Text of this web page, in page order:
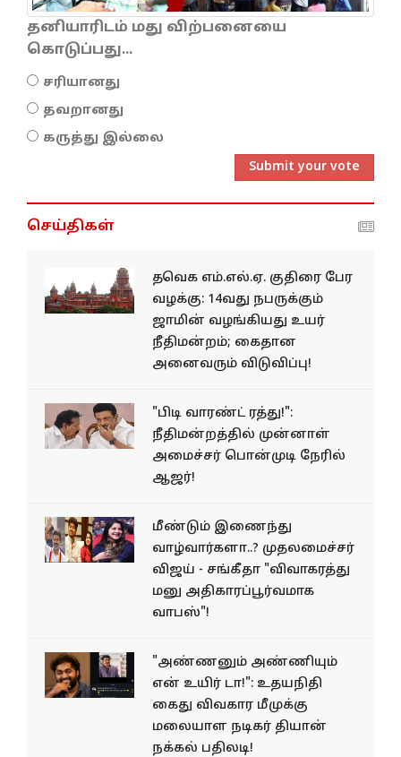
தனியாரிடம் மது விற்பனையை
கொடுப்பது...
சரியானது
தவறானது
கருத்து இல்லை
Submit your vote
செய்திகள்
தவெக எம்.எல்.ஏ. குதிரை பேர
வழக்கு: 14வது நபருக்கும்
ஜாமின் வழங்கியது உயர்
நீதிமன்றம்; கைதான
அனைவரும் விடுவிப்பு!
"பிடி வாரண்ட் ரத்து!":
நீதிமன்றத்தில் முன்னாள்
அமைச்சர் பொன்முடி நேரில்
ஆஜர்!
மீண்டும் இணைந்து
வாழ்வார்களா..? முதலமைச்சர்
விஜய் - சங்கீதா "விவாகரத்து
மனு அதிகாரப்பூர்வமாக
வாபஸ்"!
"அண்ணனும் அண்ணியும்
என் உயிர் டா!": உதயநிதி
கைது விவகார மீமுக்கு
மலையாள நடிகர் தியான்
நக்கல் பதிலடி!